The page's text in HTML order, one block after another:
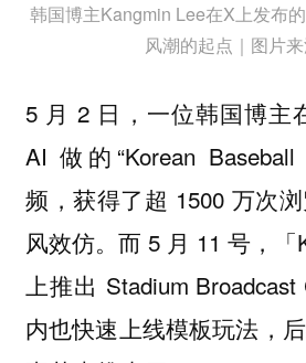
韩国博主Kangmin Lee在X上发布
风潮的起点｜图片
5 月 2 日，一位韩国博主
AI 做的“Korean
频，获得了超 1500 万次
风效仿。而 5 月 11 号，
上推出 Stadium
内也快速上线模板玩法，